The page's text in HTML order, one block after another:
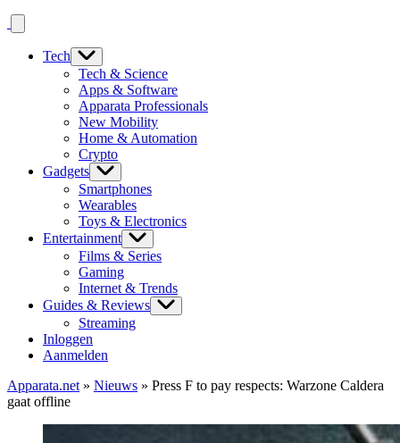
Tech
Tech & Science
Apps & Software
Apparata Professionals
New Mobility
Home & Automation
Crypto
Gadgets
Smartphones
Wearables
Toys & Electronics
Entertainment
Films & Series
Gaming
Internet & Trends
Guides & Reviews
Streaming
Inloggen
Aanmelden
Apparata.net » Nieuws » Press F to pay respects: Warzone Caldera
gaat offline